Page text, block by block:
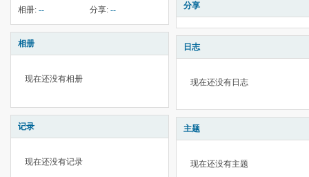
相册: -- 分享: --
相册
现在还没有相册
记录
现在还没有记录
分享
日志
现在还没有日志
主题
现在还没有主题